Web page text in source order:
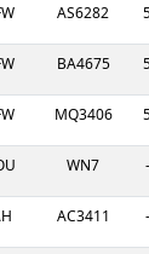
AS6282
BA4675
MQ3406
WN7 -
AC3411 -